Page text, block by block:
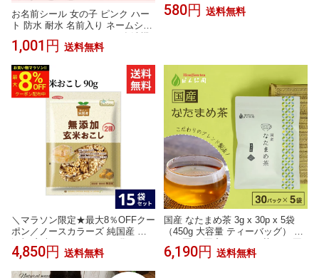
お名前シール 女の子 ピンク ハー
ト 防水 耐水 名前入り ネームシー
ル おなまえシール レンジ 食洗機
プレゼント 送料無料 PR入園 入学
マ字 ひらがな 漢字 小学校 幼稚園
保育園 楽天 子供 キッズ 撥水 はっ
水 おなまえシール
1,001円 送料無料
18ブレード リボン】（手芸用）
580円 送料無料
＼マラソン限定★最大8％OFFクー
ポン／ノースカラーズ 純国産 無
添加 玄米おこし 90g × 15袋 セッ
ト 送料無料 無添加 国産 ギフト
4,850円 送料無料
国産 なたまめ茶 3g x 30p x 5袋
（450g 大容量 ティーバッグ） ほ
んぢ園 ＜国産 なたまめ茶 なた豆
茶 刀豆茶 ナタマメ茶 赤なた豆茶
6,190円 送料無料